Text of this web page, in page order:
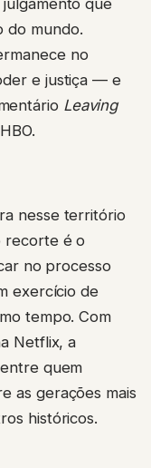
que
do mundo.
no
e justiça — e
Leaving
nesse território
recorte é o
no processo
exercício de
tempo. Com
Netflix, a
quem
as gerações mais
históricos.